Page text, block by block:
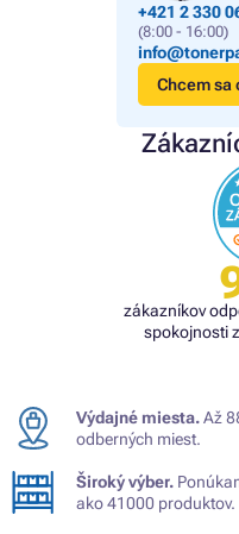
+421 2 330
(8:00 - 16:00)
Chcem
zákazníkov
spokojnosti
Výdajné miesta.Až
odberných miest.
Široký výber.
ako 41000 produktov.